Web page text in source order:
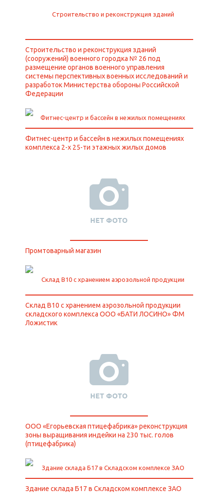
Строительство и реконструкция зданий
(сооружений) военного городка № 26 под
размещение органов военного управления
системы перспективных военных исследований и
разработок Министерства обороны Российской
Федерации
Фитнес-центр и бассейн в нежилых помещениях
комплекса 2-х 25-ти этажных жилых домов
Промтоварный магазин
Склад В10 с хранением аэрозольной продукции
складского комплекса OOO «БАТИ ЛОСИНО» ФМ
Ложистик
ООО «Егорьевская птицефабрика» реконструкция
зоны выращивания индейки на 230 тыс. голов
(птицефабрика)
Здание склада Б17 в Складском комплексе ЗАО